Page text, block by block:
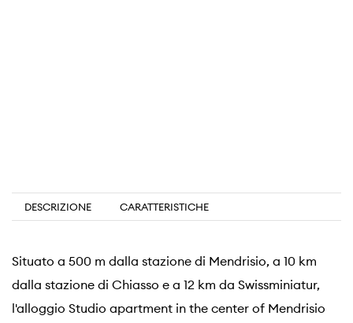
DESCRIZIONE CARATTERISTICHE
Situato a 500 m dalla stazione di Mendrisio, a 10 km
dalla stazione di Chiasso e a 12 km da Swissminiatur,
l'alloggio Studio apartment in the center of Mendrisio